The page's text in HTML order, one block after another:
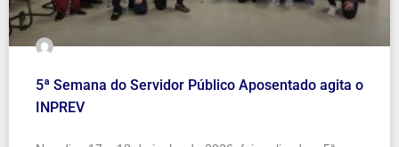
5ª Semana do Servidor Público Aposentado agita o
INPREV